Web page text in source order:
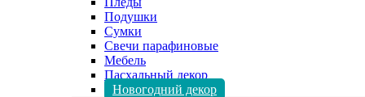
Подушки
Сумки
Свечи парафиновые
Мебель
Пасхальный декор
Новогодний декор